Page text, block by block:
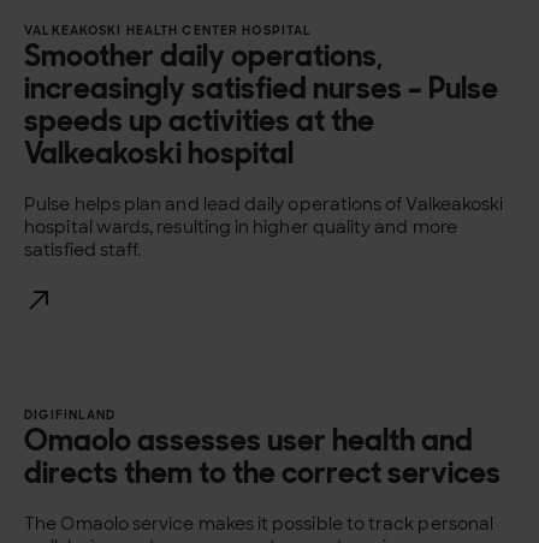
VALKEAKOSKI HEALTH CENTER HOSPITAL
Smoother daily operations,
increasingly satisfied nurses – Pulse
speeds up activities at the
Valkeakoski hospital
Pulse helps plan and lead daily operations of Valkeakoski
hospital wards, resulting in higher quality and more
satisfied staff.
DIGIFINLAND
Omaolo assesses user health and
directs them to the correct services
The Omaolo service makes it possible to track personal